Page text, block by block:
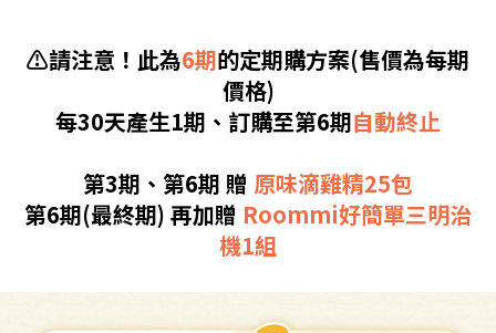
⚠️請注意！此為6期的定期購方案(售價為每期
價格)
每30天產生1期、訂購至第6期自動終止
第3期、第6期 贈 原味滴雞精25包
第6期(最終期) 再加贈 Roommi好簡單三明治
機1組